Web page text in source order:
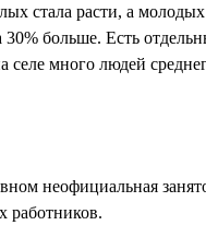
стала расти, а
больше. Есть
много людей
неофициальная
работников.